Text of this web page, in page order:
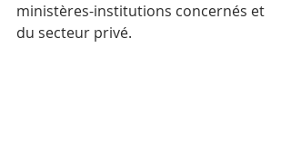
ministères-institutions concernés et
du secteur privé.